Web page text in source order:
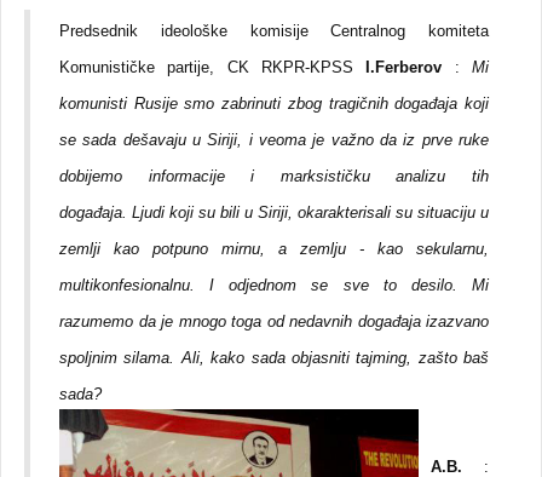
Predsednik ideološke komisije Centralnog komiteta
Komunističke partije, CK RKPR-KPSS
I.Ferberov :Mi
komunisti Rusije smo zabrinuti zbog tragičnih događaja koji
se sada dešavaju u Siriji, i veoma je važno da iz prve ruke
dobijemo informacije i marksističku analizu tih
događaja. Ljudi koji su bili u Siriji, okarakterisali su situaciju u
zemlji kao potpuno mirnu, a zemlju - kao sekularnu,
multikonfesionalnu. I odjednom se sve to desilo. Mi
razumemo da je mnogo toga od nedavnih događaja izazvano
spoljnim silama. Ali, kako sada objasniti tajming, zašto baš
sada?
A.B. :